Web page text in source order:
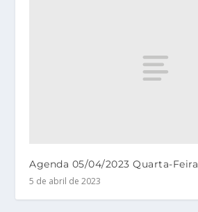
Agenda 05/04/2023 Quarta-Feira
5 de abril de 2023